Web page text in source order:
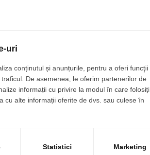
uri
conținutul și anunțurile, pentru a oferi funcţii
De asemenea, le oferim partenerilor de
informații cu privire la modul în care folosiți
cu alte informații oferite de dvs. sau culese în
Statistici Marketing